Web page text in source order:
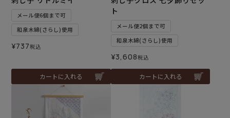
メール便6個まで可
和泉木綿(さらし)使用
¥737税込
カートに入れる
ト
メール便2個まで可
和泉木綿(さらし)使用
¥3,608税込
カートに入れる